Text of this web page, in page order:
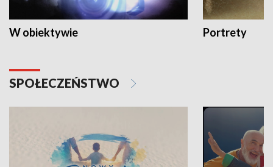
W obiektywie Portrety
SPOŁECZEŃSTWO